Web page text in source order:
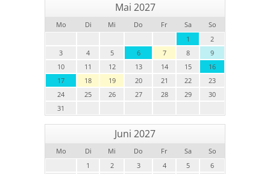
Mai 2027
Mo Di Mi Do Fr Sa
So
1
2
3
4 5 6 7 8
9
10
11 12 13 14 15
16
17
18 19 20 21 22
23
24
25 26 27 28 29
30
31
Juni 2027
Mo Di Mi Do Fr Sa
So
1
2 3 4 5
6